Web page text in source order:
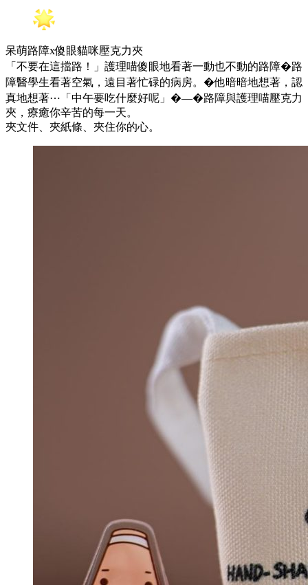
呆萌路障x傻眼貓咪壓克力夾
「不要在這擋路！」護理喵傻眼地看著一動也不動的路障�路
障醫學生看著空氣，遠目著忙碌的病房。�他暗暗地想著，認
真地想著⋯「中午要吃什麼好呢」�—�路障與護理喵壓克力
夾，療癒你辛苦的每一天。
夾文件、夾紙條、夾住你的心。